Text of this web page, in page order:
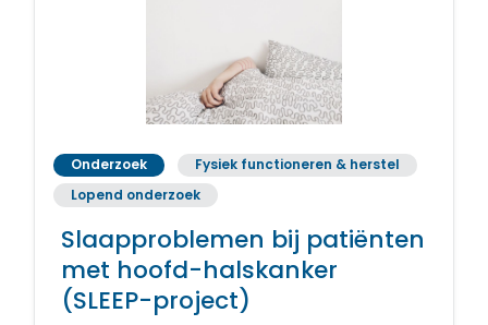
Onderzoek
Fysiek functioneren & herstel
Lopend onderzoek
Slaapproblemen bij patiënten
met hoofd-halskanker
(SLEEP-project)